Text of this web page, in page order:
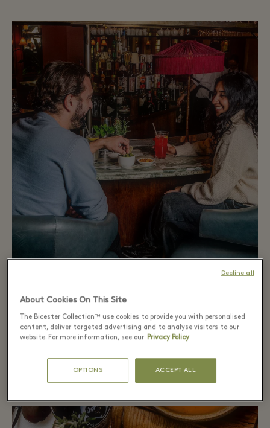
Cecconi's
About Cookies On This Site
The Bicester Collection™ use cookies to provide you with personalised
content, deliver targeted advertising and to analyse visitors to our
website. For more information, see our Privacy Policy
OPTIONS ACCEPT ALL
Decline all